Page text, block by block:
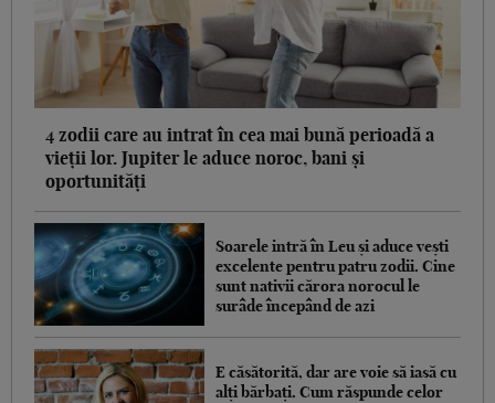
4 zodii care au intrat în cea mai bună perioadă a
vieții lor. Jupiter le aduce noroc, bani și
oportunități
Soarele intră în Leu și aduce vești
excelente pentru patru zodii. Cine
sunt nativii cărora norocul le
surâde începând de azi
E căsătorită, dar are voie să iasă cu
alți bărbați. Cum răspunde celor